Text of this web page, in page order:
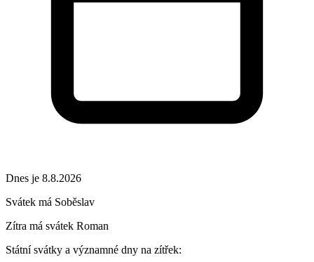
Dnes je 8.8.2026
Svátek má Soběslav
Zítra má svátek Roman
Státní svátky a významné dny na zítřek: